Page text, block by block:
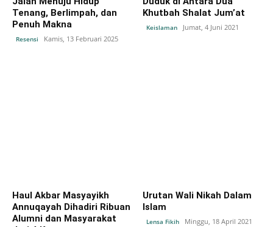
Tenang, Berlimpah, dan
Penuh Makna
Resensi Kamis, 13 Februari 2025
Khutbah Shalat Jum’at
Keislaman Jumat, 4 Juni 2021
Haul Akbar Masyayikh
Annuqayah Dihadiri Ribuan
Alumni dan Masyarakat
Urutan Wali Nikah Dalam
Islam
Lensa Fikih Minggu, 18 April 2021